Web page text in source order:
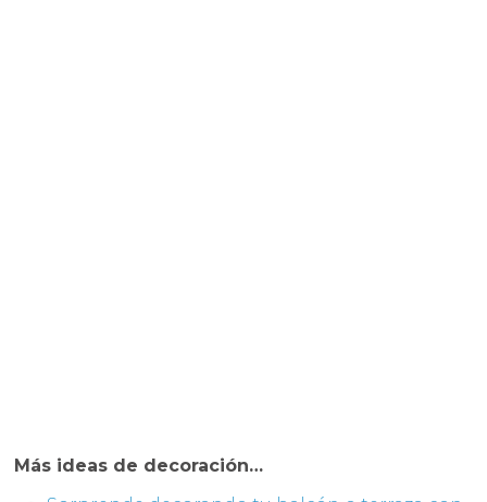
Más ideas de decoración…